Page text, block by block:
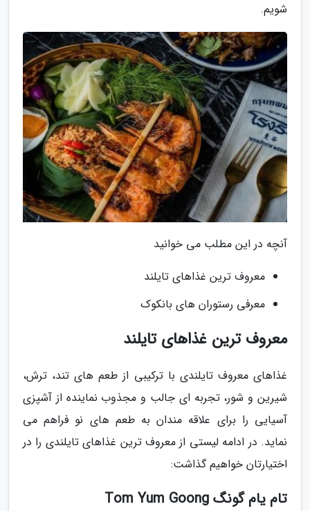
شویم.
آنچه در این مطلب می خوانید
معروف ترین غذاهای تایلند
معرفی رستوران های بانکوک
معروف ترین غذاهای تایلند
غذاهای معروف تایلندی با ترکیبی از طعم های تند، ترش،
شیرین و شور، تجربه ای جالب و مجذوب نماینده از آشپزی
آسیایی را برای علاقه مندان به طعم های نو فراهم می
نماید. در ادامه لیستی از معروف ترین غذاهای تایلندی را در
اختیارتان خواهیم گذاشت:
تام یام گونگ Tom Yum Goong